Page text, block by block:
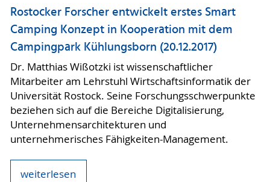
Rostocker Forscher entwickelt erstes Smart
Camping Konzept in Kooperation mit dem
Campingpark Kühlungsborn (20.12.2017)
Dr. Matthias Wißotzki ist wissenschaftlicher
Mitarbeiter am Lehrstuhl Wirtschaftsinformatik der
Universität Rostock. Seine Forschungsschwerpunkte
beziehen sich auf die Bereiche Digitalisierung,
Unternehmensarchitekturen und
unternehmerisches Fähigkeiten-Management.
weiterlesen